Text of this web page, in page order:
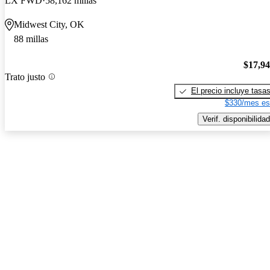
Midwest City, OK
88 millas
Trato justo
El precio incluye tasas
$330/mes
Verif. disponibilidad